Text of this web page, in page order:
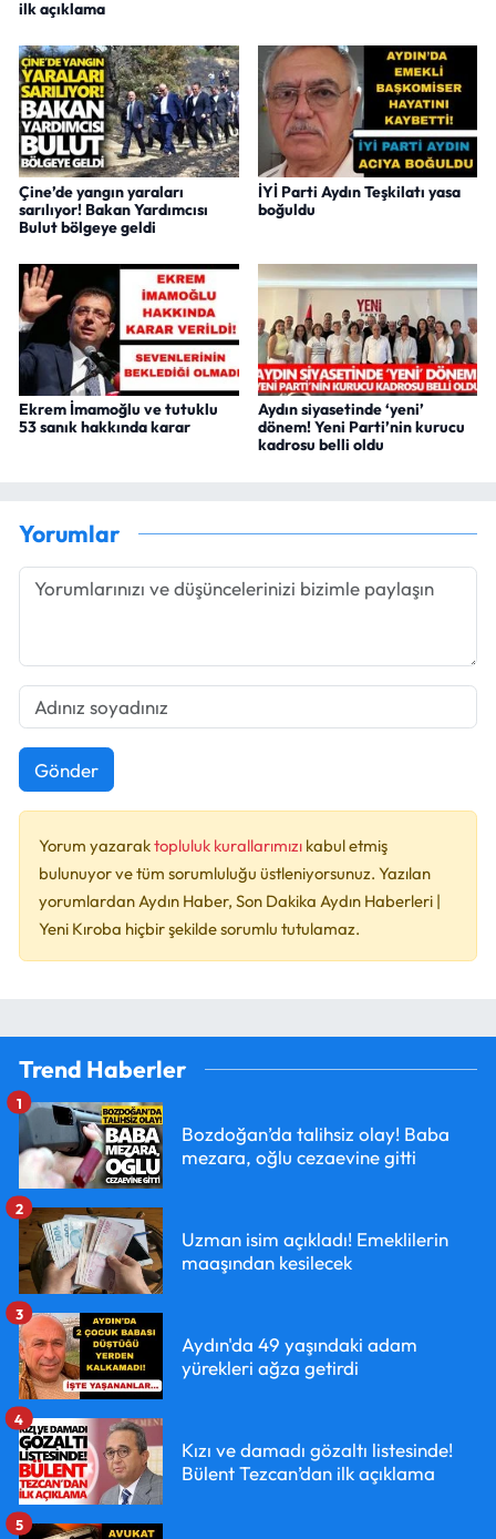
ilk açıklama
Çine’de yangın yaraları
sarılıyor! Bakan Yardımcısı
Bulut bölgeye geldi
İYİ Parti Aydın Teşkilatı yasa
boğuldu
Ekrem İmamoğlu ve tutuklu
53 sanık hakkında karar
Aydın siyasetinde ‘yeni’
dönem! Yeni Parti’nin kurucu
kadrosu belli oldu
Yorumlar
Gönder
Yorum yazaraktopluluk kurallarımızı kabul etmiş
bulunuyor ve tüm sorumluluğu üstleniyorsunuz. Yazılan
yorumlardan Aydın Haber, Son Dakika Aydın Haberleri |
Yeni Kıroba hiçbir şekilde sorumlu tutulamaz.
Trend Haberler
Bozdoğan’da talihsiz olay! Baba
mezara, oğlu cezaevine gitti
1
Uzman isim açıkladı! Emeklilerin
maaşından kesilecek
2
Aydın'da 49 yaşındaki adam
yürekleri ağza getirdi
3
Kızı ve damadı gözaltı listesinde!
Bülent Tezcan’dan ilk açıklama
4
5